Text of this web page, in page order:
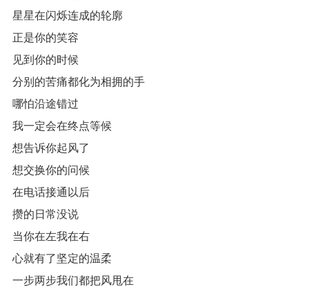
星星在闪烁连成的轮廓
正是你的笑容
见到你的时候
分别的苦痛都化为相拥的手
哪怕沿途错过
我一定会在终点等候
想告诉你起风了
想交换你的问候
在电话接通以后
攒的日常没说
当你在左我在右
心就有了坚定的温柔
一步两步我们都把风甩在